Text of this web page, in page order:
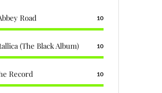
Road 10
(The Black Album) 10
Record 10